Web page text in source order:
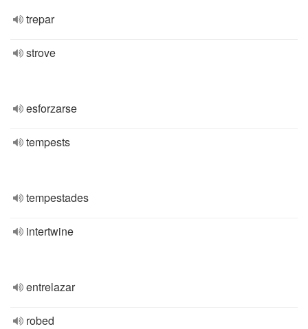
trepar
strove
esforzarse
tempests
tempestades
intertwine
entrelazar
robed